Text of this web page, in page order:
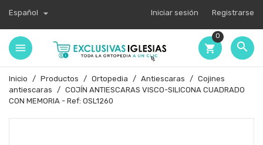
Español  Iniciar sesión Registrarse

shopping_cart
0
Inicio Productos Ortopedia Antiescaras
Cojines
antiescaras
COJÍN ANTIESCARAS VISCO-SILICONA CUADRADO
CON MEMORIA - Ref: OSL1260